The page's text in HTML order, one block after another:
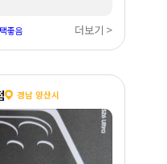
좋음 더보기 >
경남 양산시